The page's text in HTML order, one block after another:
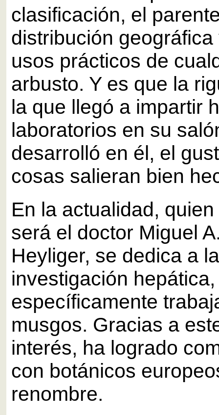
clasificación, el
distribución
usos prácticos de
arbusto. Y es que la
la que llegó a impartir
laboratorios en su
desarrolló en él, el
cosas salieran bien
En la actualidad,
será el doctor Miguel
Heyliger, se dedica a la
investigación hepática,
específicamente
musgos. Gracias a
interés, ha logrado
con botánicos
renombre.